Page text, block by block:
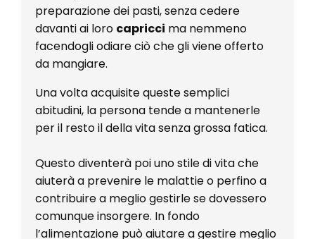
preparazione dei pasti, senza cedere
davanti ai loro capricci ma nemmeno
facendogli odiare ciò che gli viene offerto
da mangiare.
Una volta acquisite queste semplici
abitudini, la persona tende a mantenerle
per il resto il della vita senza grossa fatica.
Questo diventerà poi uno stile di vita che
aiuterà a prevenire le malattie o perfino a
contribuire a meglio gestirle se dovessero
comunque insorgere. In fondo
l’alimentazione può aiutare a gestire meglio